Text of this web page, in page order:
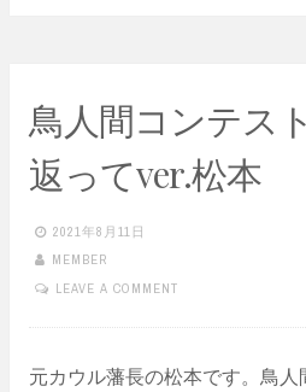
鳥人間コンテス
返ってver.松本
2021年8月11日
MEMBER
LEAVE A COMMENT
元カウル藩長の松本です。鳥